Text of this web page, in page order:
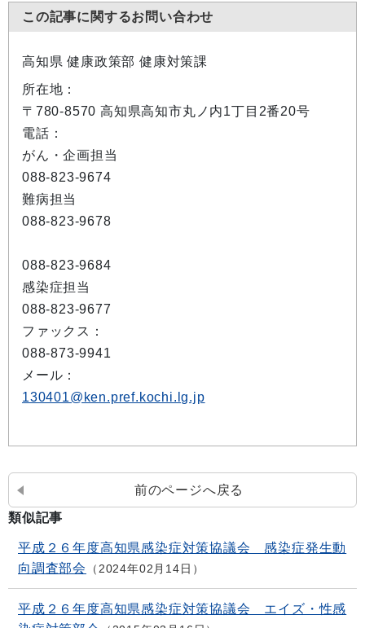
この記事に関するお問い合わせ
高知県 健康政策部 健康対策課
所在地：
〒780-8570 高知県高知市丸ノ内1丁目2番20号
電話：
がん・企画担当
088-823-9674
難病担当
088-823-9678
088-823-9684
感染症担当
088-823-9677
ファックス：
088-873-9941
メール：
130401@ken.pref.kochi.lg.jp
前のページへ戻る
類似記事
平成２６年度高知県感染症対策協議会 感染症発生動
向調査部会
2024年02月14日
平成２６年度高知県感染症対策協議会 エイズ・性感